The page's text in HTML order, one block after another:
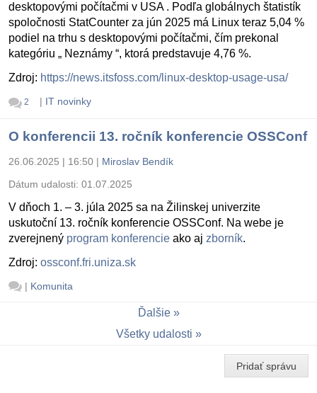
desktopovými počítačmi v USA . Podľa globálnych štatistík
spoločnosti StatCounter za jún 2025 má Linux teraz 5,04 %
podiel na trhu s desktopovými počítačmi, čím prekonal
kategóriu „ Neznámy “, ktorá predstavuje 4,76 %.
Zdroj: https://news.itsfoss.com/linux-desktop-usage-usa/
2 | IT novinky
O konferencii 13. ročník konferencie OSSConf
26.06.2025 | 16:50 | Miroslav Bendík
Dátum udalosti: 01.07.2025
V dňoch 1. – 3. júla 2025 sa na Žilinskej univerzite
uskutoční 13. ročník konferencie OSSConf. Na webe je
zverejnený program konferencie ako aj zborník.
Zdroj: ossconf.fri.uniza.sk
| Komunita
Ďalšie
Všetky udalosti
Pridať správu